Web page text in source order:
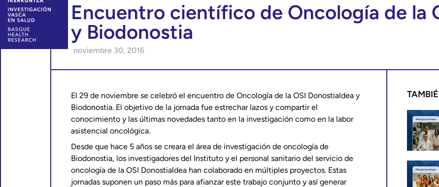
Encuentro científico de Oncología de la
y Biodonostia
noviembre 30, 2016
El 29 de noviembre se celebró el encuentro de Oncología de la OSI Donostialdea y
Biodonostia. El objetivo de la jornada fue estrechar lazos y compartir el
conocimiento y las últimas novedades tanto en la investigación como en la labor
asistencial oncológica.
Desde que hace 5 años se creara el área de investigación de oncología de
Biodonostia, los investigadores del Instituto y el personal sanitario del servicio de
oncología de la OSI Donostialdea han colaborado en múltiples proyectos. Estas
jornadas suponen un paso más para afianzar este trabajo conjunto y así generar